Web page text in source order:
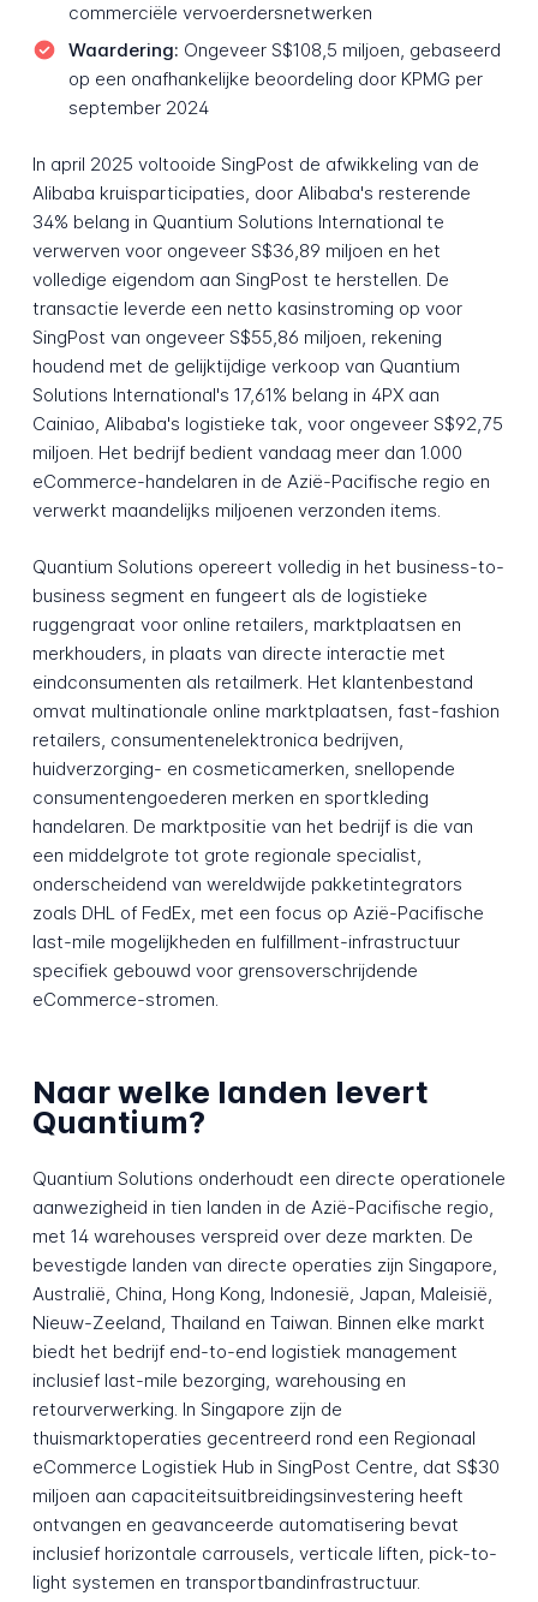
commerciële vervoerdersnetwerken
Waardering: Ongeveer S$108,5 miljoen, gebaseerd
op een onafhankelijke beoordeling door KPMG per
september 2024
In april 2025 voltooide SingPost de afwikkeling van de
Alibaba kruisparticipaties, door Alibaba's resterende
34% belang in Quantium Solutions International te
verwerven voor ongeveer S$36,89 miljoen en het
volledige eigendom aan SingPost te herstellen. De
transactie leverde een netto kasinstroming op voor
SingPost van ongeveer S$55,86 miljoen, rekening
houdend met de gelijktijdige verkoop van Quantium
Solutions International's 17,61% belang in 4PX aan
Cainiao, Alibaba's logistieke tak, voor ongeveer S$92,75
miljoen. Het bedrijf bedient vandaag meer dan 1.000
eCommerce-handelaren in de Azië-Pacifische regio en
verwerkt maandelijks miljoenen verzonden items.
Quantium Solutions opereert volledig in het business-to-
business segment en fungeert als de logistieke
ruggengraat voor online retailers, marktplaatsen en
merkhouders, in plaats van directe interactie met
eindconsumenten als retailmerk. Het klantenbestand
omvat multinationale online marktplaatsen, fast-fashion
retailers, consumentenelektronica bedrijven,
huidverzorging- en cosmeticamerken, snellopende
consumentengoederen merken en sportkleding
handelaren. De marktpositie van het bedrijf is die van
een middelgrote tot grote regionale specialist,
onderscheidend van wereldwijde pakketintegrators
zoals DHL of FedEx, met een focus op Azië-Pacifische
last-mile mogelijkheden en fulfillment-infrastructuur
specifiek gebouwd voor grensoverschrijdende
eCommerce-stromen.
Naar welke landen levert
Quantium?
Quantium Solutions onderhoudt een directe operationele
aanwezigheid in tien landen in de Azië-Pacifische regio,
met 14 warehouses verspreid over deze markten. De
bevestigde landen van directe operaties zijn Singapore,
Australië, China, Hong Kong, Indonesië, Japan, Maleisië,
Nieuw-Zeeland, Thailand en Taiwan. Binnen elke markt
biedt het bedrijf end-to-end logistiek management
inclusief last-mile bezorging, warehousing en
retourverwerking. In Singapore zijn de
thuismarktoperaties gecentreerd rond een Regionaal
eCommerce Logistiek Hub in SingPost Centre, dat S$30
miljoen aan capaciteitsuitbreidingsinvestering heeft
ontvangen en geavanceerde automatisering bevat
inclusief horizontale carrousels, verticale liften, pick-to-
light systemen en transportbandinfrastructuur.